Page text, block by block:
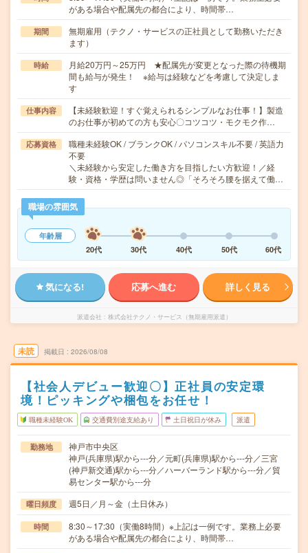
がある場合や配属先の都合により、時間帯…
期間
無期雇用（テクノ・サービスの正社員として勤務いただき
ます）
時給
月給20万円～25万円 ★配属先が変更となった際の待機期
間も給与が発生！ ※給与は経験などを考慮して決定しま
す
仕事内容
【未経験歓迎！すぐ覚えられるシンプルなお仕事！】製造
のお仕事が初めての方も安心〇コツコツ・モクモク作…
応募資格
職種未経験OK / ブランクOK / パソコンスキル不要 / 英語力
不要
＼未経験から安定した働き方を目指したい方歓迎！／経
験・資格・学歴は問いません◎「そろそろ腰を据えて働…
職場の雰囲気
年齢層
20代
30代 40代 50代 60代
気になる! 応募へ進む 詳しく見る
派遣会社 株式会社テクノ・サービス（無期雇用派遣）
未読 掲載日 2026/08/08
【社会人デビュー歓迎〇】正社員の安定環
境！ピッキングや梱包をお任せ！
職種未経験OK 交通費別途支給あり 土日祝日が休み 派遣
勤務地
神戸市中央区
神戸(兵庫県)駅から---分／元町(兵庫県)駅から---分／三宮
(神戸新交通)駅から---分／ハーバーランド駅から---分／貿
易センター駅から---分
曜日頻度 週5日／月～金（土日休み）
時間
8:30～17:30（実働8時間）※上記は一例です。業務上必要
がある場合や配属先の都合により、時間帯…